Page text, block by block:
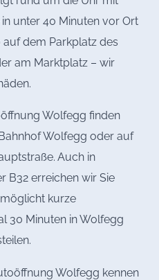
unter 40 Minuten vor Ort
dem Parkplatz des
am Marktplatz – wir
Wolfegg finden
Wolfegg oder auf
Auch in
B32 erreichen wir Sie
kurze
30 Minuten in Wolfegg
Wolfegg kennen